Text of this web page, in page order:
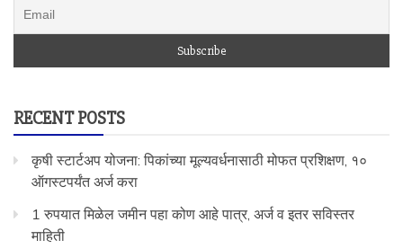
RECENT POSTS
कृषी स्टार्टअप योजना: पिकांच्या मूल्यवर्धनासाठी मोफत प्रशिक्षण, १०
ऑगस्टपर्यंत अर्ज करा
1 रुपयात मिळेल जमीन पहा कोण आहे पात्र, अर्ज व इतर सविस्तर
माहिती